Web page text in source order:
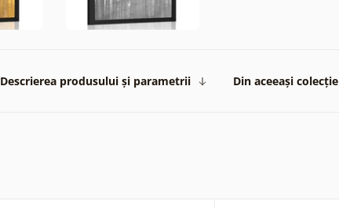
Descrierea produsului și parametrii Din aceeași colecție